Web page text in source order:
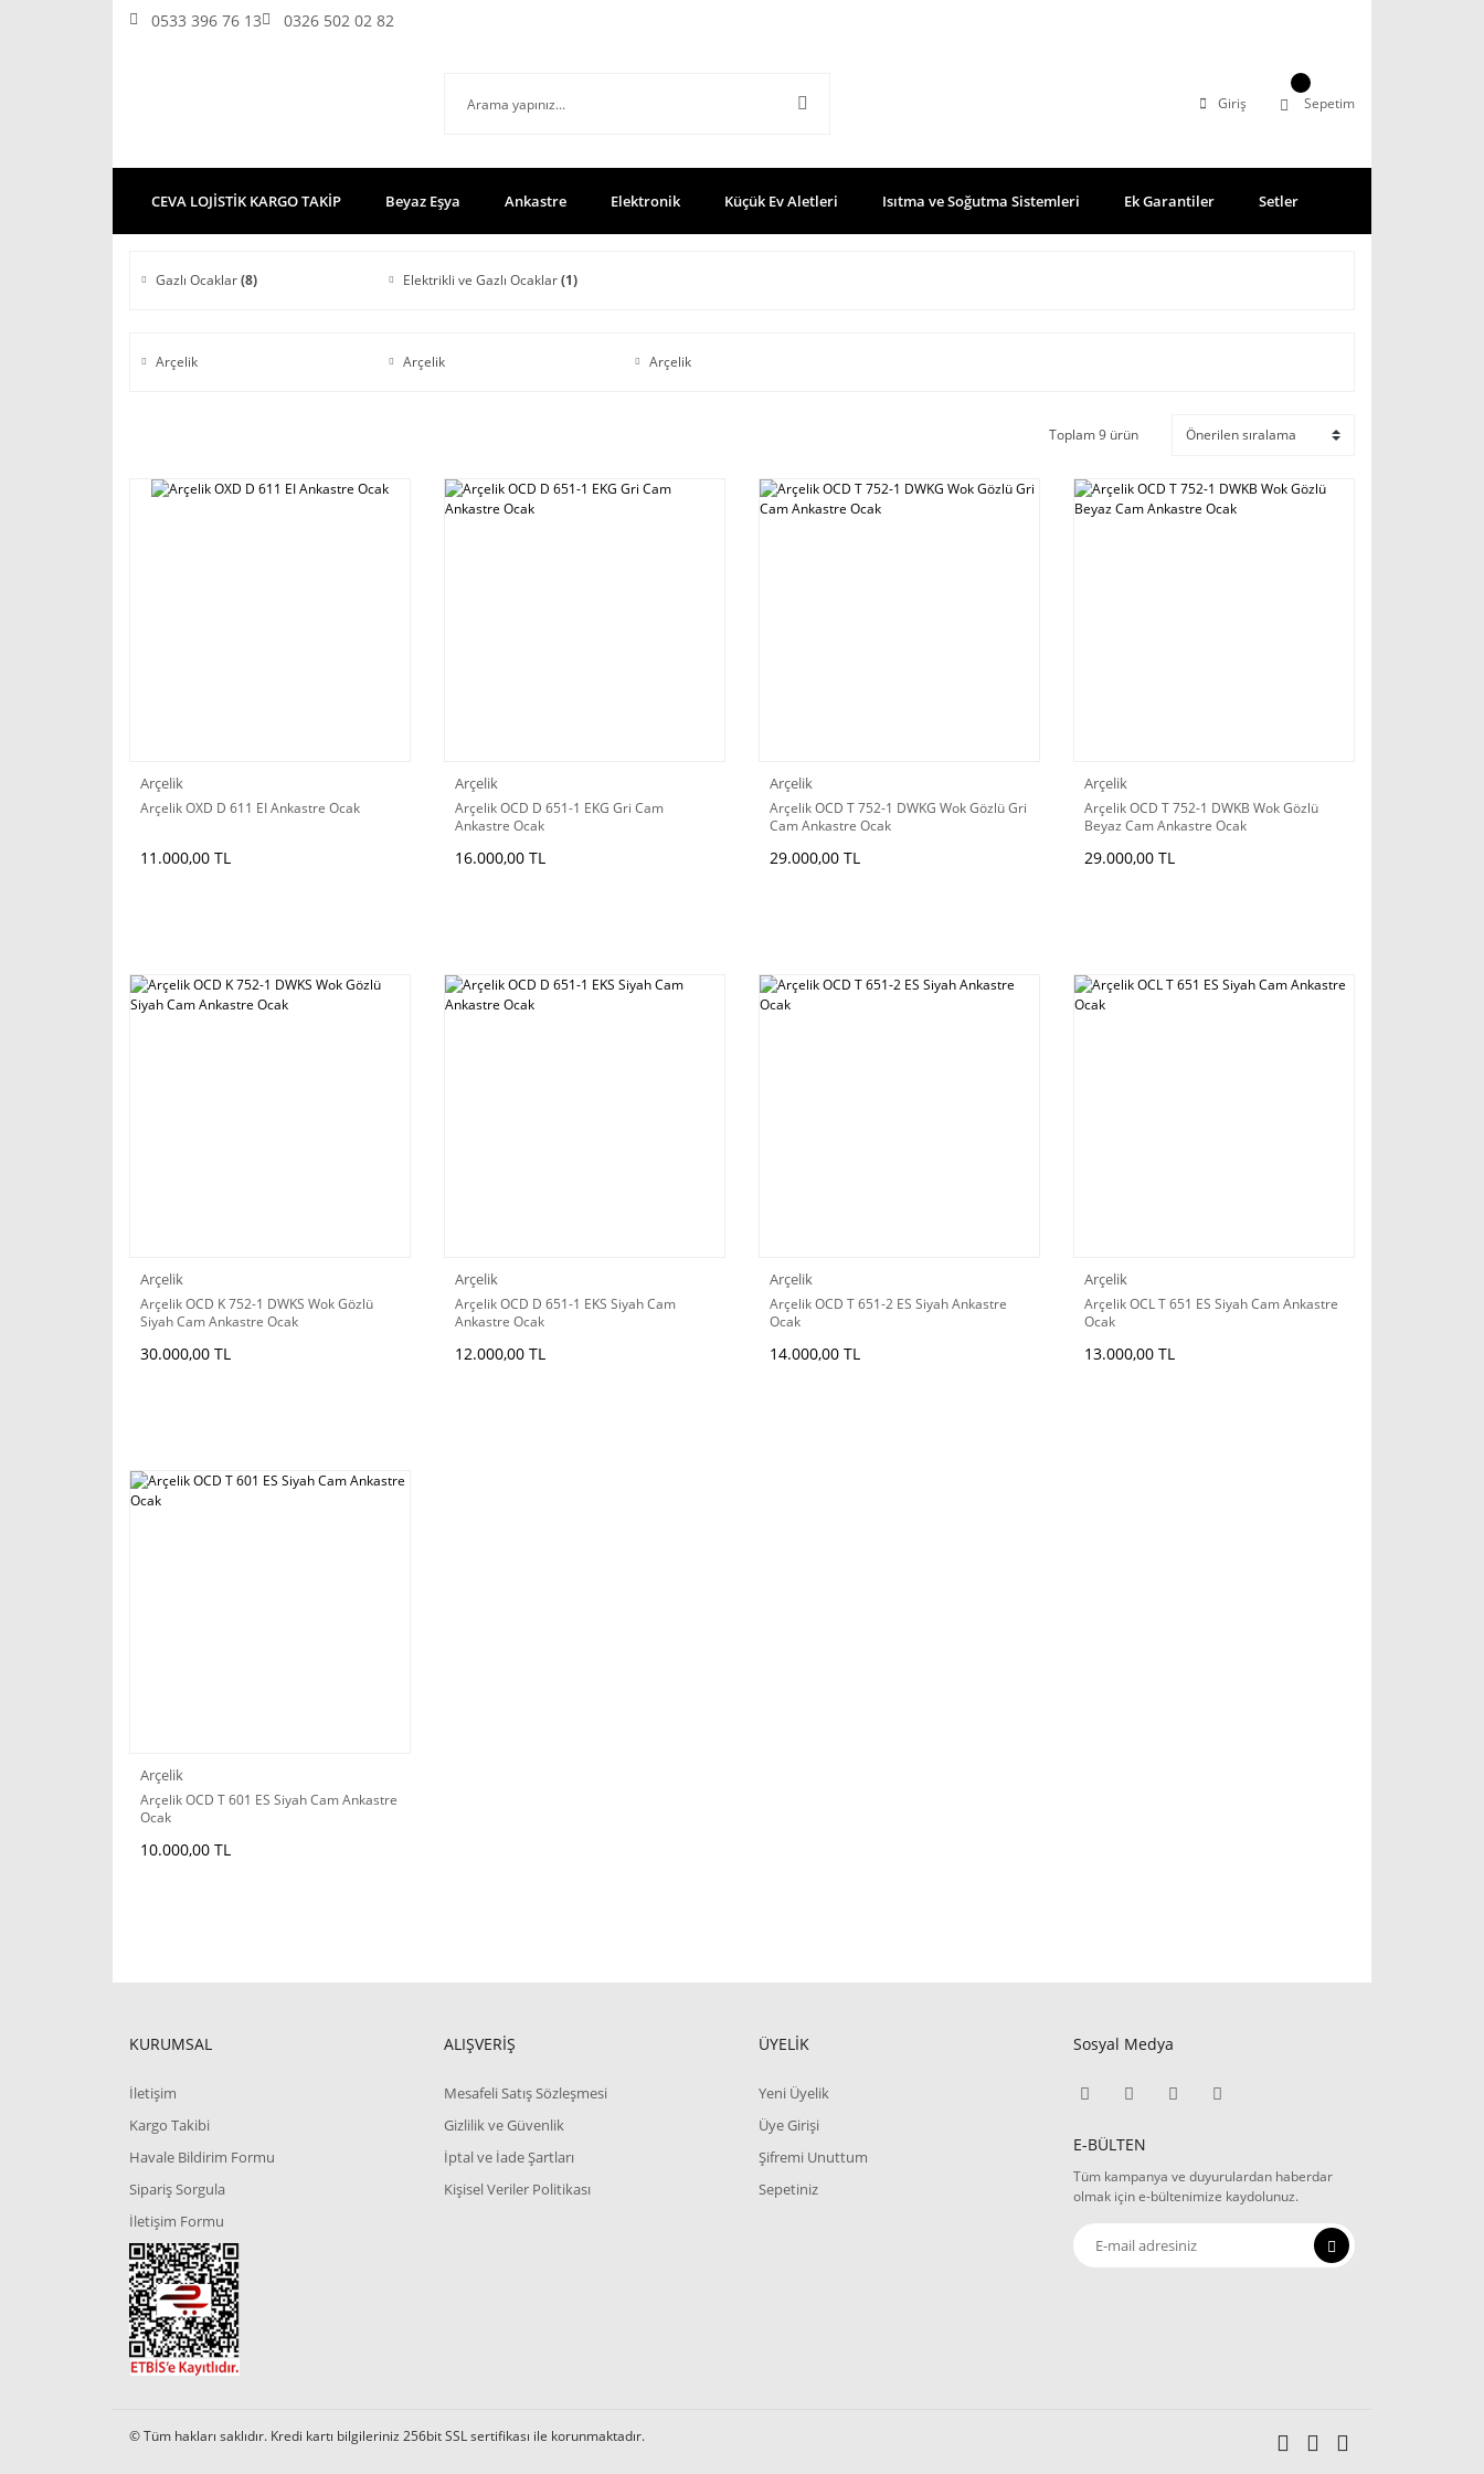
0533 396 76 13 0326 502 02 82
Giriş Sepetim
CEVA LOJİSTİK KARGO TAKİP Beyaz Eşya Ankastre Elektronik Küçük Ev Aletleri Isıtma ve Soğutma Sistemleri Ek Garantiler Setler
Gazlı Ocaklar(8) Elektrikli ve Gazlı Ocaklar(1)
Arçelik Arçelik Arçelik
Toplam 9 ürün
Arçelik
Arçelik OXD D 611 EI Ankastre Ocak
11.000,00 TL
Arçelik
Arçelik OCD D 651-1 EKG Gri Cam
Ankastre Ocak
16.000,00 TL
Arçelik
Arçelik OCD T 752-1 DWKG Wok Gözlü Gri
Cam Ankastre Ocak
29.000,00 TL
Arçelik
Arçelik OCD T 752-1 DWKB Wok Gözlü
Beyaz Cam Ankastre Ocak
29.000,00 TL
Arçelik
Arçelik OCD K 752-1 DWKS Wok Gözlü
Siyah Cam Ankastre Ocak
30.000,00 TL
Arçelik
Arçelik OCD D 651-1 EKS Siyah Cam
Ankastre Ocak
12.000,00 TL
Arçelik
Arçelik OCD T 651-2 ES Siyah Ankastre
Ocak
14.000,00 TL
Arçelik
Arçelik OCL T 651 ES Siyah Cam Ankastre
Ocak
13.000,00 TL
Arçelik
Arçelik OCD T 601 ES Siyah Cam Ankastre
Ocak
10.000,00 TL
KURUMSAL
İletişim
Kargo Takibi
Havale Bildirim Formu
Sipariş Sorgula
İletişim Formu
ALIŞVERİŞ
Mesafeli Satış Sözleşmesi
Gizlilik ve Güvenlik
İptal ve İade Şartları
Kişisel Veriler Politikası
ÜYELİK
Yeni Üyelik
Üye Girişi
Şifremi Unuttum
Sepetiniz
Sosyal Medya
E-BÜLTEN
Tüm kampanya ve duyurulardan haberdar
olmak için e-bültenimize kaydolunuz.
© Tüm hakları saklıdır. Kredi kartı bilgileriniz 256bit SSL sertifikası ile korunmaktadır.